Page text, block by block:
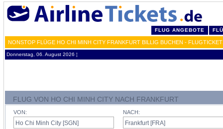
FLUG ANGEBOTE
NONSTOP FLÜGE HO CHI MINH CITY FRANKFURT BILLIG BUCHEN -
Donnerstag, 06. August 2026 ¦
FLUG VON HO CHI MINH CITY NACH FRANKFURT
VON: NACH: